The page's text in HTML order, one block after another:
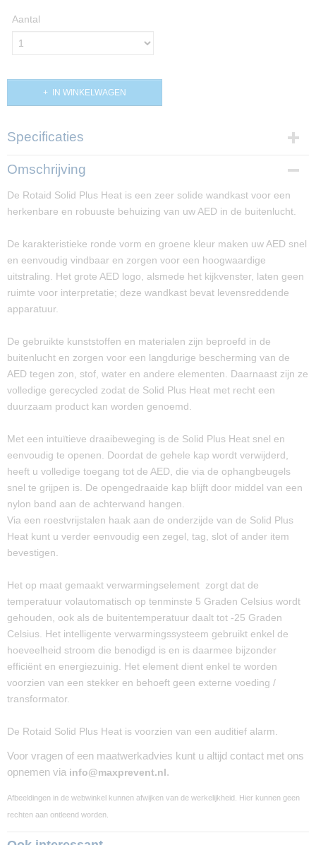
Aantal
IN WINKELWAGEN
Specificaties
Productcode
Productcode leverancier
100315010
Omschrijving
De Rotaid Solid Plus Heat is een zeer solide wandkast voor een
herkenbare en robuuste behuizing van uw AED in de buitenlucht.
De karakteristieke ronde vorm en groene kleur maken uw AED snel
en eenvoudig vindbaar en zorgen voor een hoogwaardige
uitstraling. Het grote AED logo, alsmede het kijkvenster, laten geen
ruimte voor interpretatie; deze wandkast bevat levensreddende
apparatuur.
De gebruikte kunststoffen en materialen zijn beproefd in de
buitenlucht en zorgen voor een langdurige bescherming van de
AED tegen zon, stof, water en andere elementen. Daarnaast zijn ze
volledige gerecycled zodat de Solid Plus Heat met recht een
duurzaam product kan worden genoemd.
Met een intuïtieve draaibeweging is de Solid Plus Heat snel en
eenvoudig te openen. Doordat de gehele kap wordt verwijderd,
heeft u volledige toegang tot de AED, die via de ophangbeugels
snel te grijpen is. De opengedraaide kap blijft door middel van een
nylon band aan de achterwand hangen.
Via een roestvrijstalen haak aan de onderzijde van de Solid Plus
Heat kunt u verder eenvoudig een zegel, tag, slot of ander item
bevestigen.
Het op maat gemaakt verwarmingselement zorgt dat de
temperatuur volautomatisch op tenminste 5 Graden Celsius wordt
gehouden, ook als de buitentemperatuur daalt tot -25 Graden
Celsius. Het intelligente verwarmingssysteem gebruikt enkel de
hoeveelheid stroom die benodigd is en is daarmee bijzonder
efficiënt en energiezuinig. Het element dient enkel te worden
voorzien van een stekker en behoeft geen externe voeding /
transformator.
De Rotaid Solid Plus Heat is voorzien van een auditief alarm.
Voor vragen of een maatwerkadvies kunt u altijd contact met ons
opnemen via info@maxprevent.nl.
Afbeeldingen in de webwinkel kunnen afwijken van de werkelijkheid. Hier kunnen geen
rechten aan ontleend worden.